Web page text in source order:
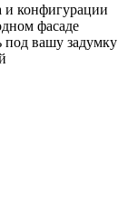
и конфигурации
фасаде
под вашу задумку